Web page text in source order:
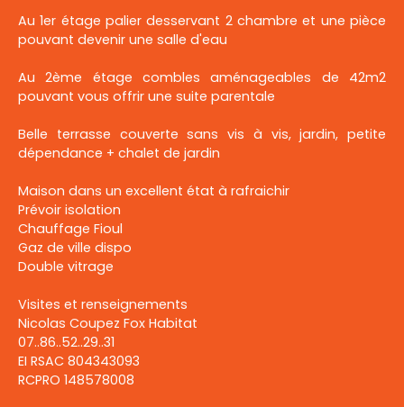
Au 1er étage palier desservant 2 chambre et une pièce
pouvant devenir une salle d'eau
Au 2ème étage combles aménageables de 42m2
pouvant vous offrir une suite parentale
Belle terrasse couverte sans vis à vis, jardin, petite
dépendance + chalet de jardin
Maison dans un excellent état à rafraichir
Prévoir isolation
Chauffage Fioul
Gaz de ville dispo
Double vitrage
Visites et renseignements
Nicolas Coupez Fox Habitat
07..86..52..29..31
EI RSAC 804343093
RCPRO 148578008